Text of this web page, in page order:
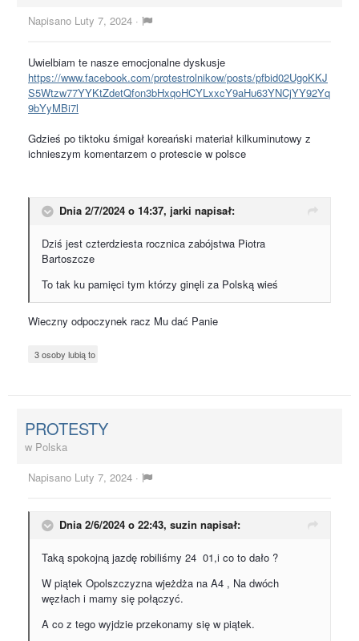
Napisano Luty 7, 2024 ·
Uwielbiam te nasze emocjonalne dyskusje
https://www.facebook.com/protestrolnikow/posts/pfbid02UgoKKJ
S5Wtzw77YYKtZdetQfon3bHxqoHCYLxxcY9aHu63YNCjYY92Yq
9bYyMBi7l
Gdzieś po tiktoku śmigał koreański materiał kilkuminutowy z
ichnieszym komentarzem o protescie w polsce
Dnia 2/7/2024 o 14:37, jarki napisał:
Dziś jest czterdziesta rocznica zabójstwa Piotra
Bartoszcze
To tak ku pamięci tym którzy ginęli za Polską wieś
Wieczny odpoczynek racz Mu dać Panie
3 osoby lubią to
PROTESTY
w Polska
Napisano Luty 7, 2024 ·
Dnia 2/6/2024 o 22:43, suzin napisał:
Taką spokojną jazdę robiliśmy 24 01,i co to dało ?
W piątek Opolszczyzna wjeżdża na A4 , Na dwóch
węzłach i mamy się połączyć.
A co z tego wyjdzie przekonamy się w piątek.